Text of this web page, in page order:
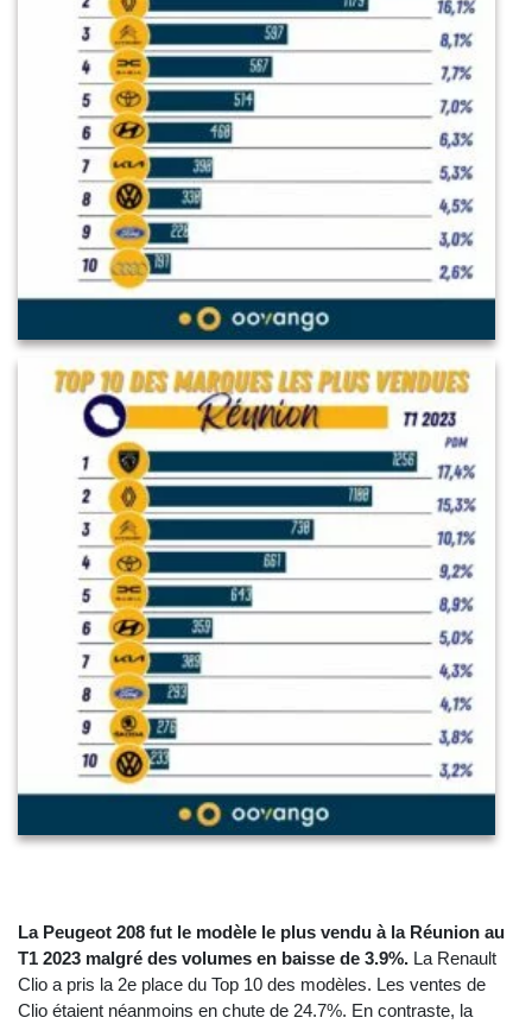
La Peugeot 208 fut le modèle le plus vendu à la Réunion au
T1 2023 malgré des volumes en baisse de 3.9%. La Renault
Clio a pris la 2e place du Top 10 des modèles. Les ventes de
Clio étaient néanmoins en chute de 24.7%. En contraste, la